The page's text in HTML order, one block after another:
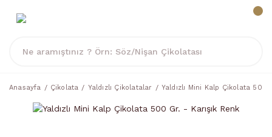
Anasayfa Çikolata Yaldızlı Çikolatalar Yaldızlı Mini Kalp Çikolata 500